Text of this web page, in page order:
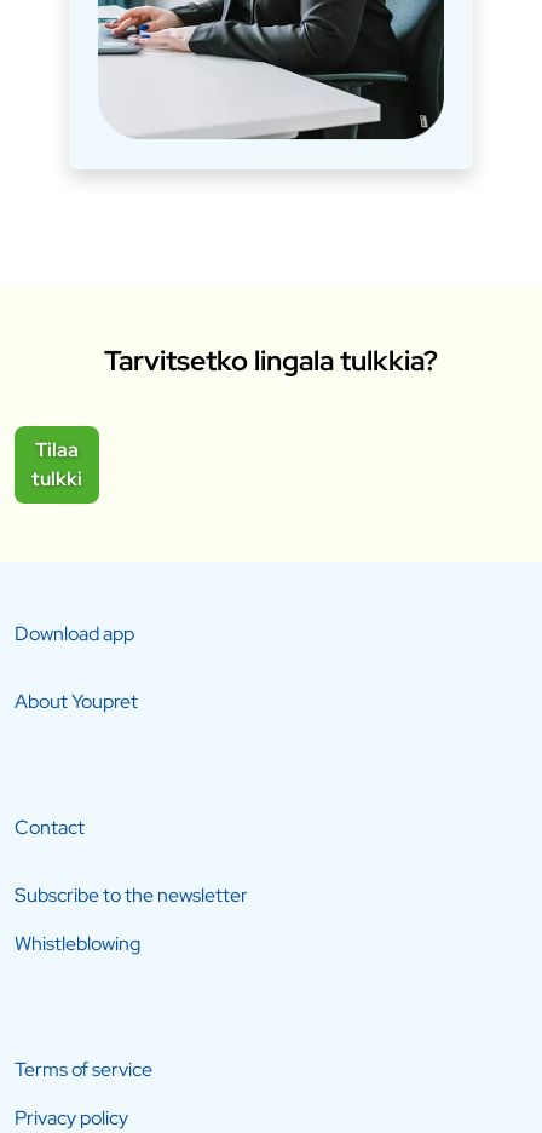
Tarvitsetko lingala tulkkia?
Tilaa
tulkki
Download app
About Youpret
Contact
Subscribe to the newsletter
Whistleblowing
Terms of service
Privacy policy